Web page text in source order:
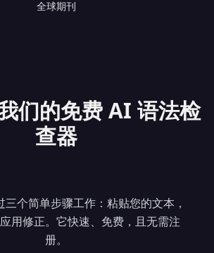
全球期刊
们的免费 AI 语法检
查器
个简单步骤工作：粘贴您的文本，
用修正。它快速、免费，且无需注
册。